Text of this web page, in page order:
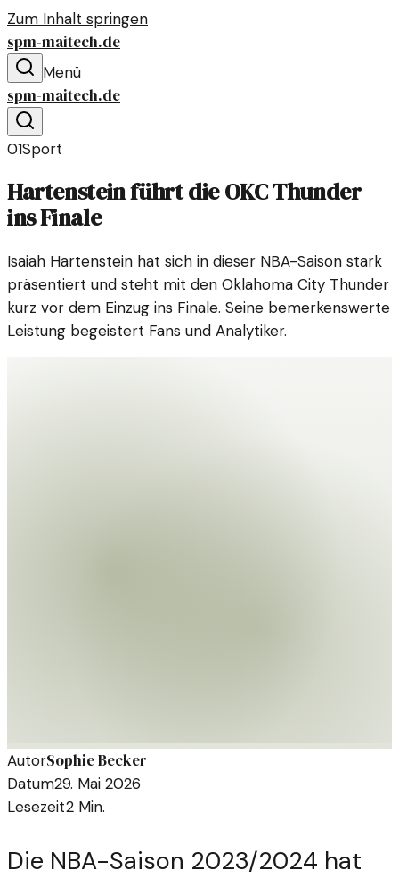
Zum Inhalt springen
spm-maitech.de
Menü
spm-maitech.de
01Sport
Hartenstein führt die OKC Thunder
ins Finale
Isaiah Hartenstein hat sich in dieser NBA-Saison stark
präsentiert und steht mit den Oklahoma City Thunder
kurz vor dem Einzug ins Finale. Seine bemerkenswerte
Leistung begeistert Fans und Analytiker.
AutorSophie Becker
Datum29. Mai 2026
Lesezeit2 Min.
Die NBA-Saison 2023/2024 hat